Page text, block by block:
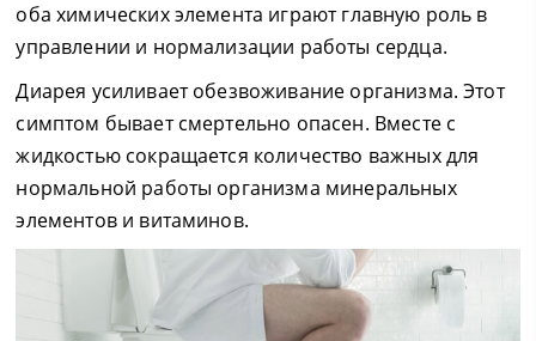
оба химических элемента играют главную роль в
управлении и нормализации работы сердца.
Диарея усиливает обезвоживание организма. Этот
симптом бывает смертельно опасен. Вместе с
жидкостью сокращается количество важных для
нормальной работы организма минеральных
элементов и витаминов.